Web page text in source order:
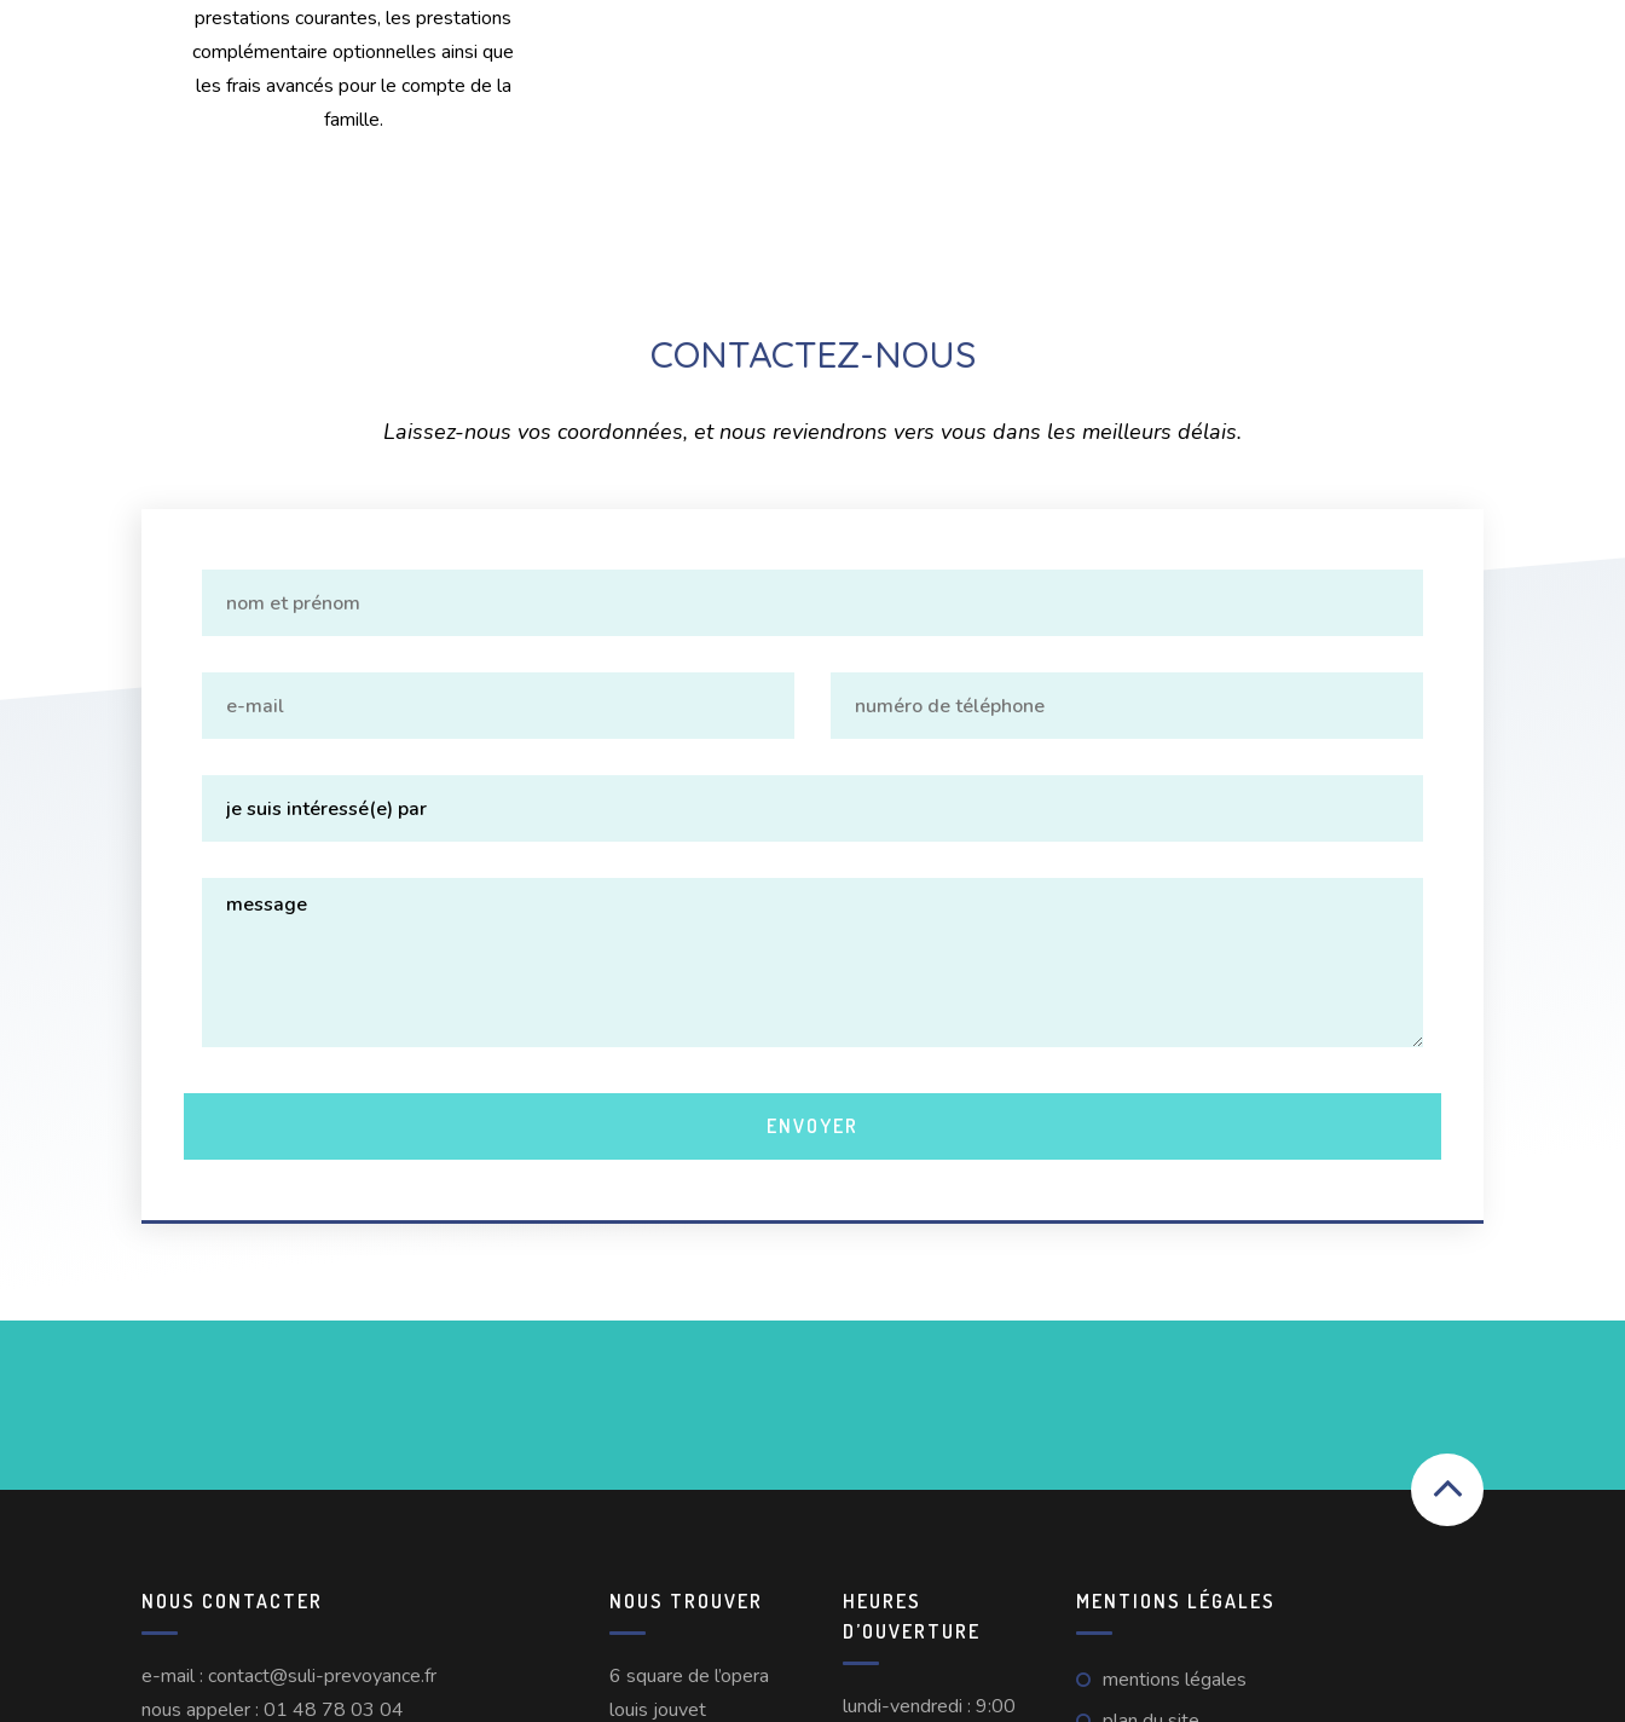
prestations courantes, les prestations
complémentaire optionnelles ainsi que
les frais avancés pour le compte de la
famille.
CONTACTEZ-NOUS
Laissez-nous vos coordonnées, et nous reviendrons vers vous dans les meilleurs délais.
NOUS CONTACTER
e-mail : contact@suli-prevoyance.fr
nous appeler : 01 48 78 03 04
NOUS TROUVER
6 square de l’opera
louis jouvet
HEURES
D’OUVERTURE
lundi-vendredi : 9:00
MENTIONS LÉGALES
mentions légales